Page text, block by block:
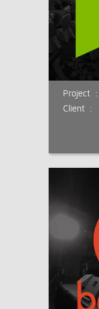
Project :
Client :